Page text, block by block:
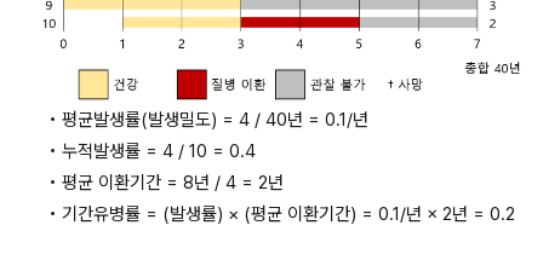
• 평균발생률(발생밀도) = 4 / 40년 = 0.1/년
• 누적발생률 = 4 / 10 = 0.4
• 평균 이환기간 = 8년 / 4 = 2년
• 기간유병률 = (발생률) × (평균 이환기간) = 0.1/년 × 2년 = 0.2